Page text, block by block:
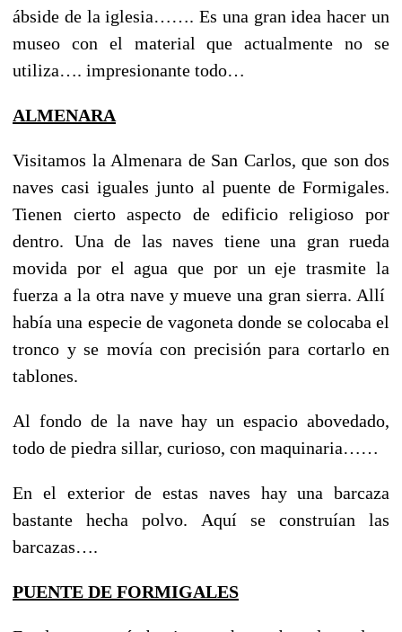
ábside de la iglesia……. Es una gran idea hacer un
museo con el material que actualmente no se
utiliza…. impresionante todo…
ALMENARA
Visitamos la Almenara de San Carlos, que son dos
naves casi iguales junto al puente de Formigales.
Tienen cierto aspecto de edificio religioso por
dentro. Una de las naves tiene una gran rueda
movida por el agua que por un eje trasmite la
fuerza a la otra nave y mueve una gran sierra. Allí
había una especie de vagoneta donde se colocaba el
tronco y se movía con precisión para cortarlo en
tablones.
Al fondo de la nave hay un espacio abovedado,
todo de piedra sillar, curioso, con maquinaria……
En el exterior de estas naves hay una barcaza
bastante hecha polvo. Aquí se construían las
barcazas….
PUENTE DE FORMIGALES